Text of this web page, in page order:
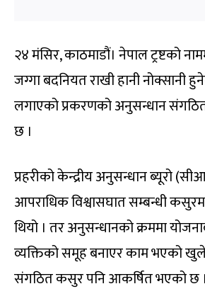
२४ मंसिर, काठमाडौं। नेपाल ट्रष्टको
जग्गा बदनियत राखी हानी नोक्सानी
लगाएको प्रकरणको अनुसन्धान
छ ।
प्रहरीको केन्द्रीय अनुसन्धान ब्यूरो
आपराधिक विश्वासघात सम्बन्धी
थियो । तर अनुसन्धानको क्रममा
व्यक्तिको समूह बनाएर काम भएको
संगठित कसुर पनि आकर्षित भएको छ ।